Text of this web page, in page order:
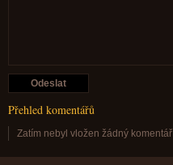
Přehled komentářů
Zatím nebyl vložen žádný komentář